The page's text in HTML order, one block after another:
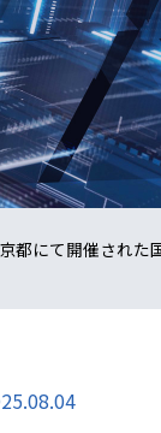
都にて開催された